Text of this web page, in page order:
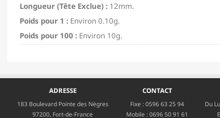
Longueur (Tête Exclue) : 12mm.
Poids pour 1 : Environ 0.10g.
Poids pour 100 : Environ 10g.
ADRESSE
183 Boulevard Pointe des Nègres
97200, Fort-de-France
CONTACT
Fixe :0596 63 25 94
Mobile :0696 50 91 61
Du